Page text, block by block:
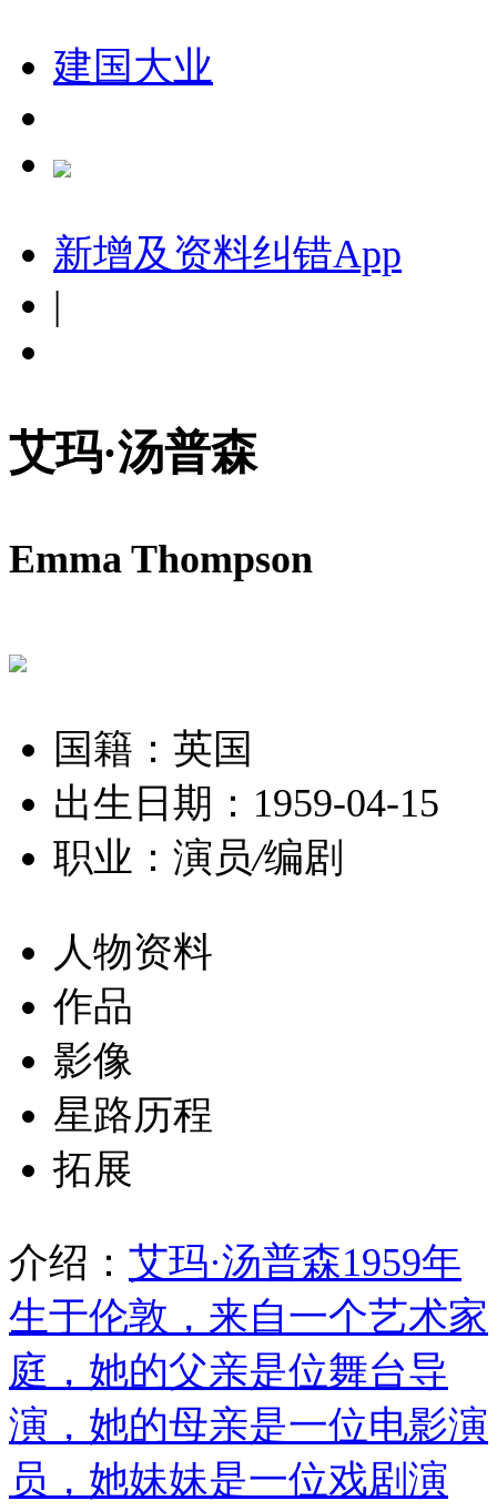
建国大业
新增及资料纠错App
|
艾玛·汤普森
Emma Thompson
国籍：英国
出生日期：1959-04-15
职业：演员/编剧
人物资料
作品
影像
星路历程
拓展
介绍： 艾玛·汤普森1959年
生于伦敦，来自一个艺术家
庭，她的父亲是位舞台导
演，她的母亲是一位电影演
员，她妹妹是一位戏剧演